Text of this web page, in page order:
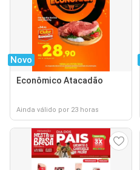
Novo
Econômico Atacadão
Ainda válido por 23 horas